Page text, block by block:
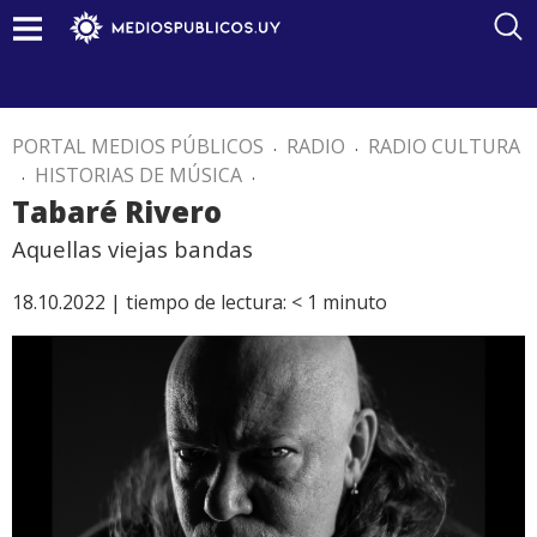
PORTAL MEDIOS PÚBLICOS . RADIO . RADIO CULTURA
. HISTORIAS DE MÚSICA .
Tabaré Rivero
Aquellas viejas bandas
18.10.2022 | tiempo de lectura: < 1 minuto